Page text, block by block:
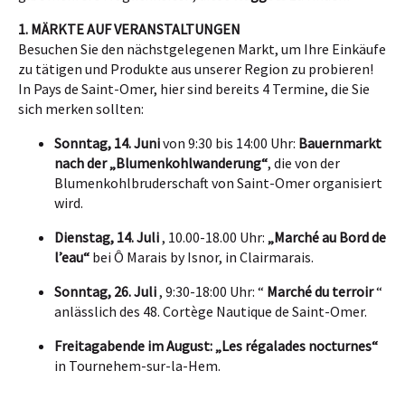
1. MÄRKTE AUF VERANSTALTUNGEN
Besuchen Sie den nächstgelegenen Markt, um Ihre Einkäufe
zu tätigen und Produkte aus unserer Region zu probieren!
In Pays de Saint-Omer, hier sind bereits 4 Termine, die Sie
sich merken sollten:
Sonntag, 14. Junivon 9:30 bis 14:00 Uhr: Bauernmarkt
nach der „Blumenkohlwanderung“, die von der
Blumenkohlbruderschaft von Saint-Omerorganisiert
wird.
Dienstag, 14. Juli, 10.00-18.00 Uhr: „Marché au Bord de
l’eau“ bei Ô Marais by Isnor, in Clairmarais.
Sonntag, 26. Juli, 9:30-18:00 Uhr: “ Marché du terroir“
anlässlich des 48. Cortège Nautique de Saint-Omer.
Freitagabende im August: „Les régalades nocturnes“
in Tournehem-sur-la-Hem.